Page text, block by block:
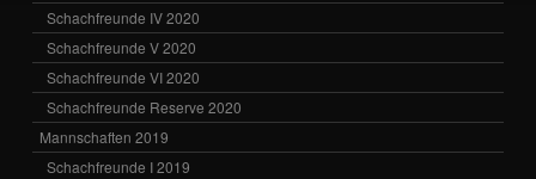
Schachfreunde IV 2020
Schachfreunde V 2020
Schachfreunde VI 2020
Schachfreunde Reserve 2020
Mannschaften 2019
Schachfreunde I 2019